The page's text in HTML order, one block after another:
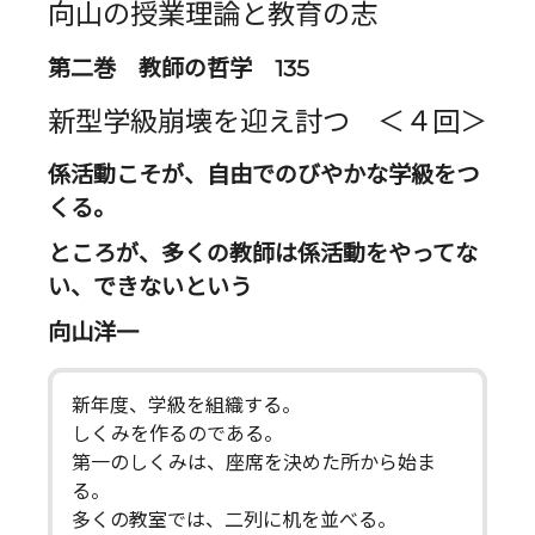
向山の授業理論と教育の志
第二巻 教師の哲学 135
新型学級崩壊を迎え討つ ＜４回＞
係活動こそが、自由でのびやかな学級をつ
くる。
ところが、多くの教師は係活動をやってな
い、できないという
向山洋一
新年度、学級を組織する。
しくみを作るのである。
第一のしくみは、座席を決めた所から始ま
る。
多くの教室では、二列に机を並べる。